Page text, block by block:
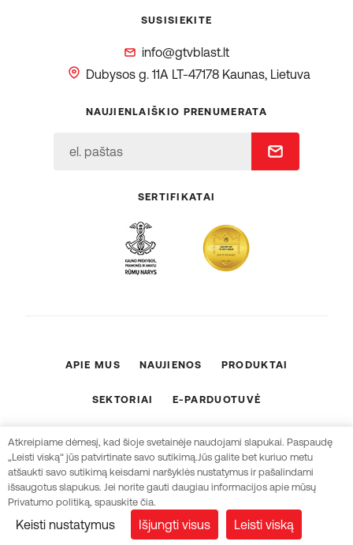
SUSISIEKITE
info@gtvblast.lt
Dubysos g. 11A LT-47178 Kaunas, Lietuva
NAUJIENLAIŠKIO PRENUMERATA
SERTIFIKATAI
© 2026 UAB „TG Technika“
APIE MUS NAUJIENOS PRODUKTAI
SEKTORIAI E-PARDUOTUVĖ
Sukūrė
Atkreipiame dėmesį, kad šioje svetainėje naudojami slapukai. Paspaudę
„Leisti viską“ jūs patvirtinate savo sutikimą.Jūs galite bet kuriuo metu
atšaukti savo sutikimą keisdami naršyklės nustatymus ir pašalindami
išsaugotus slapukus. Jei norite gauti daugiau informacijos apie mūsų
Privatumo politiką, spauskite čia.
Keisti nustatymus Išjungti visus Leisti viską